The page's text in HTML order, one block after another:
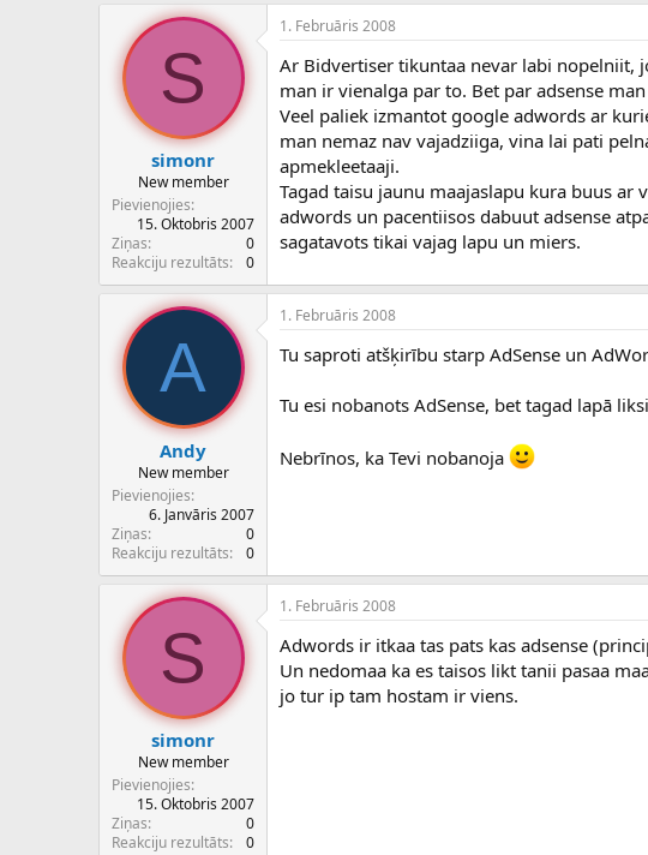
S
simonr
New member
Pievienojies
15. Oktobris 2007
Ziņas
0
Reakciju rezultāts
0
1. Februāris 2008
Ar Bidvertiser tikuntaa nevar labi nopelniit,
man ir vienalga par to. Bet par adsense
Veel paliek izmantot google adwords ar
man nemaz nav vajadziiga, vina lai pati
apmekleetaaji.
Tagad taisu jaunu maajaslapu kura buus
adwords un pacentiisos dabuut adsense
sagatavots tikai vajag lapu un miers.
A
Andy
New member
Pievienojies
6. Janvāris 2007
Ziņas
0
Reakciju rezultāts
0
1. Februāris 2008
Tu saproti atšķirību starp AdSense un
Tu esi nobanots AdSense, bet tagad lapā
Nebrīnos, ka Tevi nobanoja
S
simonr
New member
Pievienojies
15. Oktobris 2007
Ziņas
0
Reakciju rezultāts
0
1. Februāris 2008
Adwords ir itkaa tas pats kas adsense
Un nedomaa ka es taisos likt tanii pasaa
jo tur ip tam hostam ir viens.